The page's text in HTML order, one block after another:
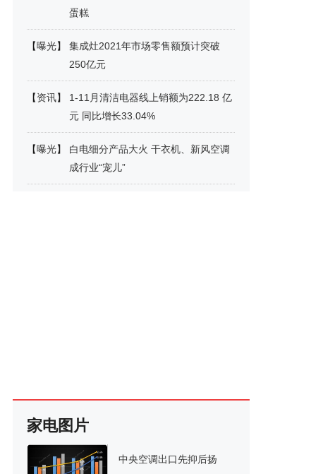
蛋糕
【曝光】
集成灶2021年市场零售额预计突破
250亿元
【资讯】
1-11月清洁电器线上销额为222.18 亿
元 同比增长33.04%
【曝光】
白电细分产品大火 干衣机、新风空调
成行业“宠儿”
家电图片
中央空调出口先抑后扬